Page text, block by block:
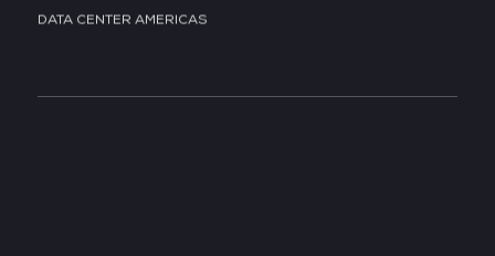
DATA CENTER AMERICAS